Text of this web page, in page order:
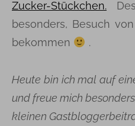
Zucker-Stückchen.
besonders, Besuch
bekommen
.
Heute bin ich mal auf
und freue mich
kleinen